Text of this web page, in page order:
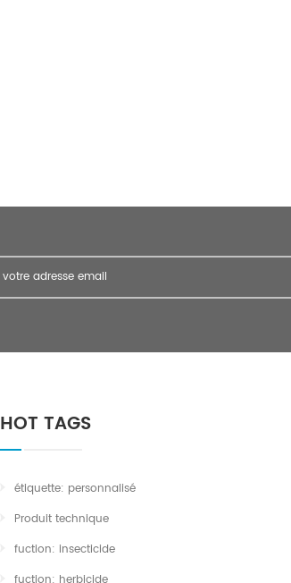
HOT TAGS
étiquette: personnalisé
Produit technique
fuction: insecticide
fuction: herbicide